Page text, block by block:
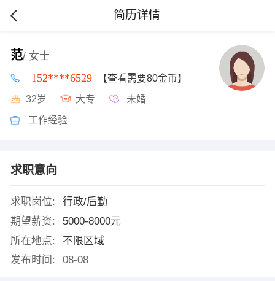
简历详情
范/ 女士
152****6529 【查看需要80金币】
32岁 大专 未婚
工作经验
求职意向
求职岗位:
行政/后勤
期望薪资:
5000-8000元
所在地点:
不限区域
发布时间:
08-08